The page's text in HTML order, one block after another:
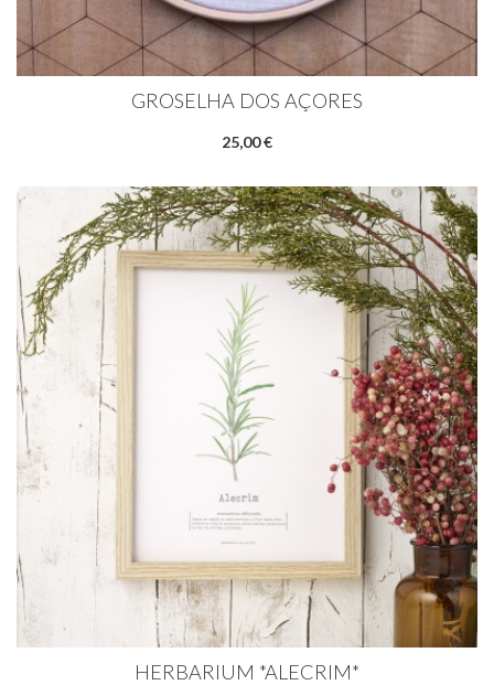
GROSELHA DOS AÇORES
25,00 €
HERBARIUM *ALECRIM*